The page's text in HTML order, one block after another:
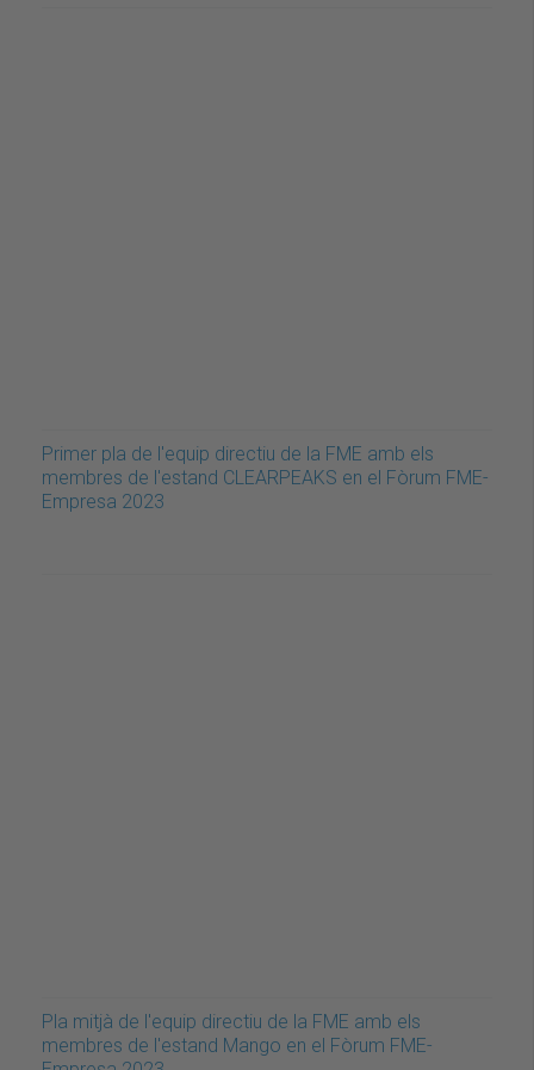
Primer pla de l'equip directiu de la FME amb els
membres de l'estand CLEARPEAKS en el Fòrum FME-
Empresa 2023
Pla mitjà de l'equip directiu de la FME amb els
membres de l'estand Mango en el Fòrum FME-